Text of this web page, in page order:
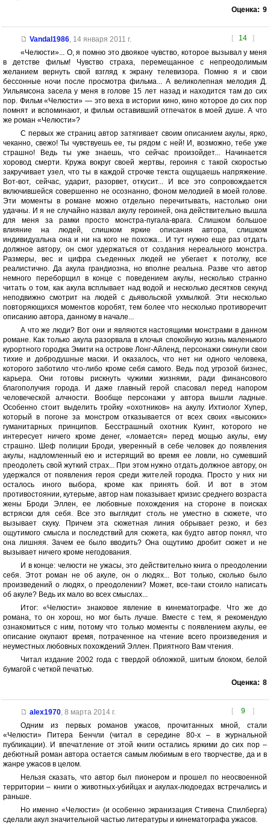
Оценка: 9
[ 14 ]
Vandal1986, 14 января 2011 г.
«Челюсти»... О, я помню это двоякое чувство, которое вызывал у меня
в детстве фильм! Чувство страха, перемещанное с непреодолимым
желанием вернуть свой взгляд к экрану телевизора. Помню я и свои
бессонные ночи после просмотра фильма... А великолепная мелодия Д.
Уильямсона засела у меня в голове 15 лет назад и находится там до сих
пор. Фильм «Челюсти» — это веха в истории кино, кино которое до сих пор
помнят и вспоминают, и фильм оставивший отпечаток в моей душе. А что
же роман «Челюсти»?
С первых же страниц автор затягивает своим описанием акулы, ярко,
чеканно, свежо! Ты чувствуешь ее, ты рядом с ней! И, возможно, тебе уже
страшно! Ведь ты уже знаешь, что сейчас произойдет... Начинается
хоровод смерти. Кружа вокруг своей жертвы, героиня с такой скоростью
закручивает узел, что ты в каждой строчке текста ощущаешь напряжение.
Вот-вот, сейчас, ударит, разорвет, откусит... И все это сопровождается
включившейся совершенно не осознанно, фоном мелодией в моей голове.
Эти моменты в романе можно отдельно перечитывать, настолько они
удачны. И я не случайно назвал акулу героиней, она действительно вышла
для меня за рамки просто монстра-пугала-врага. Слишком большое
влияние на людей, слишком яркие описания автора, слишком
индивидуальна она и ни на кого не похожа... И тут нужно еще раз отдать
должное автору, он смог удержаться от создания нереального монстра.
Размеры, вес и цифра съеденных людей не убегает к потолку, все
реалистично. Да акула грандиозна, но вполне реальна. Разве что автор
немного переборщил в конце с поведением акулы, несколько странно
читать о том, как акула всплывает над водой и несколько десятков секунд
неподвижно смотрит на людей с дьявольской ухмылкой. Эти несколько
повторяющихся моментов коробят, тем более что несколько противоречит
описанию автора, данному в начале...
А что же люди? Вот они и являются настоящими монстрами в данном
романе. Как только акула разорвала в клочья спокойную жизнь маленького
курортного городка Эмити на острове Лонг-Айленд, персонажи скинули свои
тихие и добродушные маски. И оказалось, что нет ни одного человека,
которого заботило что-либо кроме себя самого. Ведь под угрозой бизнес,
карьера. Они готовы рискнуть чужими жизнями, ради финансового
благополучия города. И даже главный герой спасовал перед напором
человеческой алчности. Вообще персонажи у автора вышли ладные.
Особенно стоит выделить тройку «охотников» на акулу. Ихтиолог Хупер,
который в погоне за монстром отказывается от всех своих «высоких»
гуманитарных принципов. Бесстрашный охотник Куинт, которого не
интересует ничего кроме денег, «ломается» перед мощью акулы, ему
страшно. Шеф полиции Броди, уверенный в себе человек до появления
акулы, надломленный ею и истерящий во время ее ловли, но сумевший
преодолеть свой жуткий страх... При этом нужно отдать должное автору, он
удержался от появления героя среди жителей городка. Просто у них ни
осталось иного выбора, кроме как принять бой. И вот в этом
противостоянии, кутерьме, автор нам показывает кризис среднего возраста
жены Броди Эллен, ее любовные похождения на стороне в поисках
встряски для себя. Все это выглядит столь не уместно в сюжете, что
вызывает скуку. Причем эта сюжетная линия обрывает резко, и без
ощутимого смысла и последствий для сюжета, как будто автор понял, что
она лишняя. Зачем ее было вводить? Она ощутимо дробит сюжет и не
вызывает ничего кроме негодования.
И в конце: челюсти не ужасы, это действительно книга о преодолении
себя. Этот роман не об акуле, он о людях... Вот только, сколько было
произведений о людях, о преодолении? Может, все-таки стоило написать
об акуле? Ведь их мало во всех смыслах...
Итог: «Челюсти» знаковое явление в кинематографе. Что же до
романа, то он хорош, но мог быть лучше. Вместе с тем, я рекомендую
ознакомиться с ним, потому что только моменты с появлением акулы, ее
описание окупают время, потраченное на чтение всего произведения и
неуместных любовных похождений Эллен. Приятного Вам чтения.
Читал издание 2002 года с твердой обложкой, шитым блоком, белой
бумагой с четкой печатью.
Оценка: 8
[ 9 ]
alex1970, 8 марта 2014 г.
Одним из первых романов ужасов, прочитанных мной, стали
«Челюсти» Питера Бенчли (читал в середине 80-х – в журнальной
публикации). И впечатление от этой книги остались яркими до сих пор –
дебютный роман автора остается самым любимым в его творчестве, да и в
жанре ужасов в целом.
Нельзя сказать, что автор был пионером и прошел по неосвоенной
территории – книги о животных-убийцах и акулах-людоедах встречались и
раньше.
Но именно «Челюсти» (и особенно экранизация Стивена Спилберга)
сделали акул значительной частью литературы и кинематографа ужасов.